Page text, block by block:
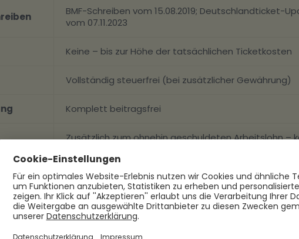
BMF-Schreiben vom 15.08.2019; Deutschlandticket-
vom 07.11.2023
Keine – bis zur Höhe der tatsächlichen Ticketkosten
Vollständig steuerfrei (bei zusätzlicher Gewährung)
Komplett beitragsfrei
Zusätzlich zum ohnehin geschuldeten Arbeitslohn –
Anrechnung 1:1 nach § 3 Nr. 15 Satz 3 EStG
Eintragung in Zeile 17